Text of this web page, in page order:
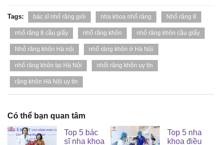
Tags: bác sĩ nhổ răng giỏi nha khoa nhổ răng Nhổ răng 8
nhổ răng 8 cầu giấy nhổ răng khôn nhổ răng khôn cầu giấy
Nhổ răng khôn Hà nội nhổ răng khôn ở Hà Nội
nhổ răng khôn tại Hà Nội nhổi răng khôn uy tín
răng khôn Hà Nội uy tín
Có thể bạn quan tâm
Top 5 bác
sĩ nha khoa
Top 5 nha
khoa điều